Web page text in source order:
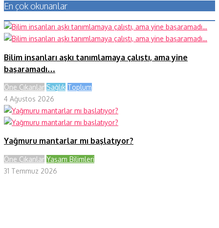
En çok okunanlar
Bilim insanları aşkı tanımlamaya çalıştı, ama yine
başaramadı…
Öne Çıkanlar Sağlık Toplum
4 Ağustos 2026
Yağmuru mantarlar mı başlatıyor?
Öne Çıkanlar Yaşam Bilimleri
31 Temmuz 2026